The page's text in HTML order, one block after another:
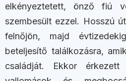
elkényeztetett, önző fiú
szembesült ezzel. Hosszú
felnőjön, majd
beteljesítő találkozásra,
családját. Ekkor